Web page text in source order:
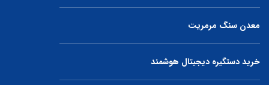
معدن سنگ مرمریت
خرید دستگیره دیجیتال هوشمند